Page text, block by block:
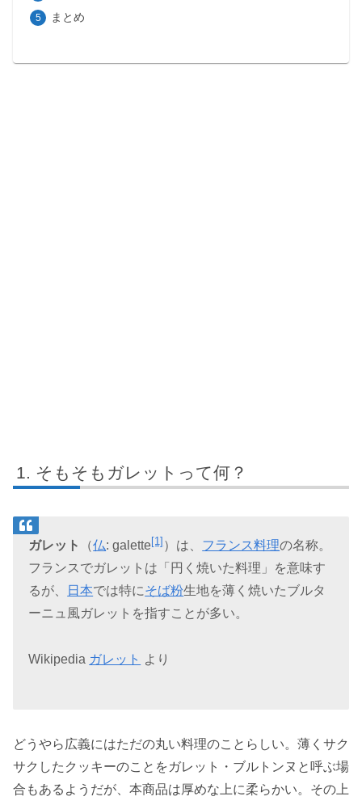
まとめ
そもそもガレットって何？
ガレット （仏:galette[1]）は、 フランス料理の名称。
フランスでガレットは「円く焼いた料理」を意味す
るが、
日本では特にそば粉生地を薄く焼いたブルタ
ーニュ風ガレットを指すことが多い。
Wikipedia ガレット より
どうやら広義にはただの丸い料理のことらしい。薄くサク
サクしたクッキーのことをガレット・ブルトンヌと呼ぶ場
合もあるようだが、本商品は厚めな上に柔らかい。その上